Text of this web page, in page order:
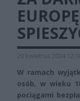
20 kwietnia 2024
W ramach
osób, w wieku
pociągami